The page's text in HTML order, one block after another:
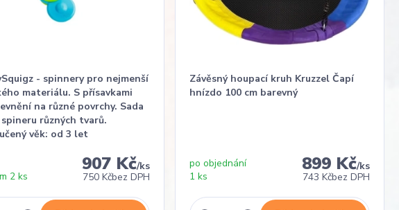
- spinnery pro nejmenší
materiálu. S přísavkami
na různé povrchy. Sada
spineru různých tvarů.
věk: od 3 let
907 Kč/ks
750 Kčbez DPH
2 ks
Závěsný houpací kruh Kruzzel Čapí
hnízdo 100 cm barevný
899 Kč/ks
743 Kčbez DPH
po objednání
1 ks